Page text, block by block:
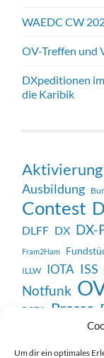
Um dir ein optimales
WAEDC CW
OV-Treffen und
DXpeditionen
die Karibik
Aktivierung
Ausbildung
Contest
DLFF DX DX-
Fram2Ham
ILLW IOTA ISS
Notfunk
POTA Presse
Technik